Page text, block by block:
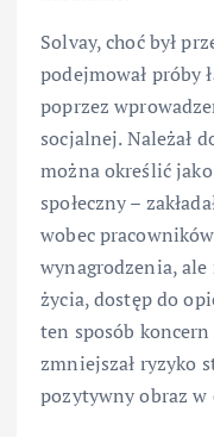
Solvay, choć był
podejmował próby
poprzez
socjalnej. Należał
można określić
społeczny –
wobec
wynagrodzenia,
życia, dostęp do
ten sposób
zmniejszał ryzyko
pozytywny obraz